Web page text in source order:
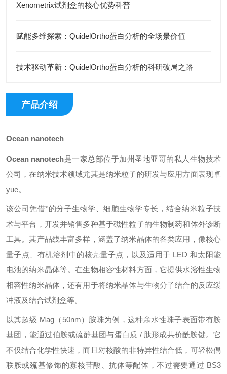
Xenometrix试剂盒的核心优势科普
赋能多维探索：QuidelOrtho蛋白分析的全场景价值
技术驱动革新：QuidelOrtho蛋白分析的科研破局之路
产品介绍
Ocean nanotech
Ocean nanotech是一家总部位于加州圣地亚哥的私人生物技术
公司，在纳米技术领域尤其是纳米粒子的研发与应用方面表现卓
yue。
该公司凭借*的分子生物学、细胞生物学专长，结合纳米粒子技
术与平台，开发并销售多种基于磁性粒子的生物制药和体外诊断
工具。其产品线丰富多样，涵盖了纳米晶体的各类应用，像核心
量子点、有机溶剂中的核壳量子点，以及适用于 LED 和太阳能
电池的纳米晶体等。在生物相容性材料方面，它提供水溶性生物
相容性纳米晶体，还有用于将纳米晶体与生物分子结合的反应缓
冲液及结合试剂盒等。
以其超级 Mag（50nm）胺珠为例，这种亲水性珠子表面带有胺
基团，能通过伯胺或硫醇基团与蛋白质 / 肽形成共价酰胺键。它
不仅结合化学性快速，而且对核酸的非特异性结合低，可轻松偶
联胺或巯基修饰的寡核苷酸、抗体等配体，不过需要通过 BS3